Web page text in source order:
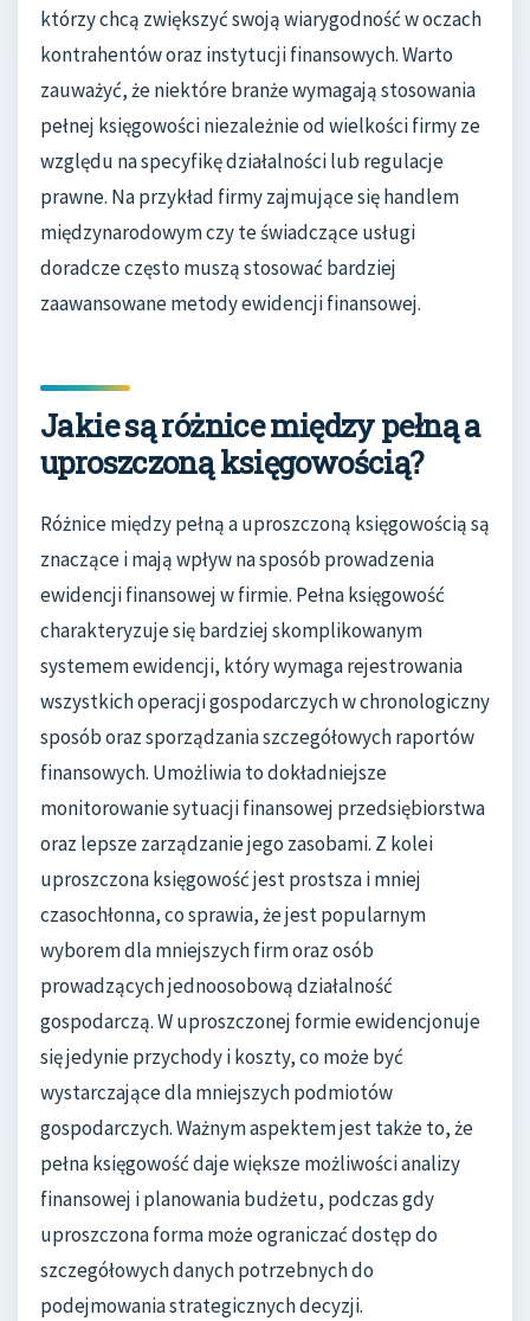
którzy chcą zwiększyć swoją wiarygodność w oczach
kontrahentów oraz instytucji finansowych. Warto
zauważyć, że niektóre branże wymagają stosowania
pełnej księgowości niezależnie od wielkości firmy ze
względu na specyfikę działalności lub regulacje
prawne. Na przykład firmy zajmujące się handlem
międzynarodowym czy te świadczące usługi
doradcze często muszą stosować bardziej
zaawansowane metody ewidencji finansowej.
Jakie są różnice między pełną a
uproszczoną księgowością?
Różnice między pełną a uproszczoną księgowością są
znaczące i mają wpływ na sposób prowadzenia
ewidencji finansowej w firmie. Pełna księgowość
charakteryzuje się bardziej skomplikowanym
systemem ewidencji, który wymaga rejestrowania
wszystkich operacji gospodarczych w chronologiczny
sposób oraz sporządzania szczegółowych raportów
finansowych. Umożliwia to dokładniejsze
monitorowanie sytuacji finansowej przedsiębiorstwa
oraz lepsze zarządzanie jego zasobami. Z kolei
uproszczona księgowość jest prostsza i mniej
czasochłonna, co sprawia, że jest popularnym
wyborem dla mniejszych firm oraz osób
prowadzących jednoosobową działalność
gospodarczą. W uproszczonej formie ewidencjonuje
się jedynie przychody i koszty, co może być
wystarczające dla mniejszych podmiotów
gospodarczych. Ważnym aspektem jest także to, że
pełna księgowość daje większe możliwości analizy
finansowej i planowania budżetu, podczas gdy
uproszczona forma może ograniczać dostęp do
szczegółowych danych potrzebnych do
podejmowania strategicznych decyzji.